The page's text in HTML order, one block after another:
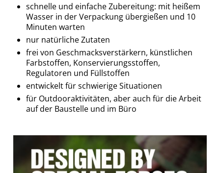
schnelle und einfache Zubereitung: mit heißem
Wasser in der Verpackung übergießen und 10
Minuten warten
nur natürliche Zutaten
frei von Geschmacksverstärkern, künstlichen
Farbstoffen, Konservierungsstoffen,
Regulatoren und Füllstoffen
entwickelt für schwierige Situationen
für Outdooraktivitäten, aber auch für die Arbeit
auf der Baustelle und im Büro